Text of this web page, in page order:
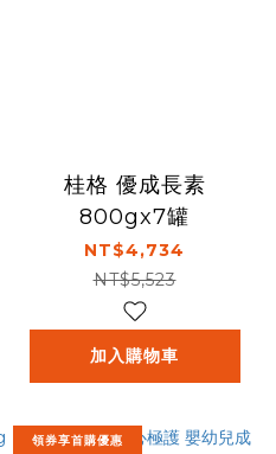
桂格 優成長素
800gx7罐
NT$4,734
NT$5,523
加入購物車
領券享首購優惠